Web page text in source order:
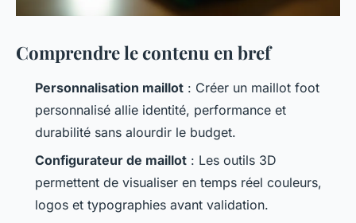
Comprendre le contenu en bref
Personnalisation maillot : Créer un maillot foot
personnalisé allie identité, performance et
durabilité sans alourdir le budget.
Configurateur de maillot : Les outils 3D
permettent de visualiser en temps réel couleurs,
logos et typographies avant validation.